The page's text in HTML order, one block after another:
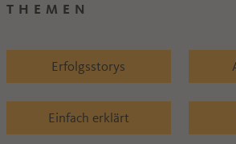
THEMEN
Erfolgsstorys
Einfach erklärt